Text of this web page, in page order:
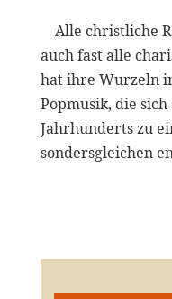
Alle christliche
auch fast alle
hat ihre Wurzeln
Popmusik, die sich
Jahrhunderts zu
sondersgleichen